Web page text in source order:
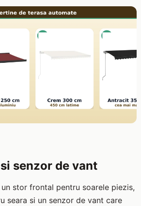
senzor de vant
stor frontal pentru soarele piezis,
seara si un senzor de vant care